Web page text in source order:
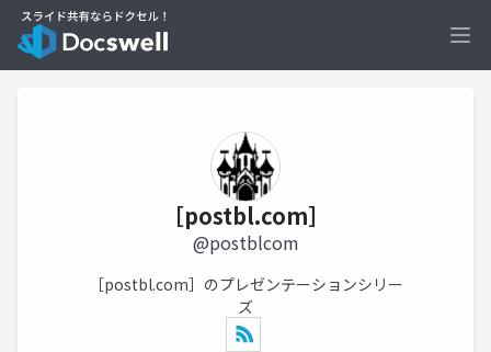
［postbl.com］
@postblcom
［postbl.com］のプレゼンテーションシリー
ズ